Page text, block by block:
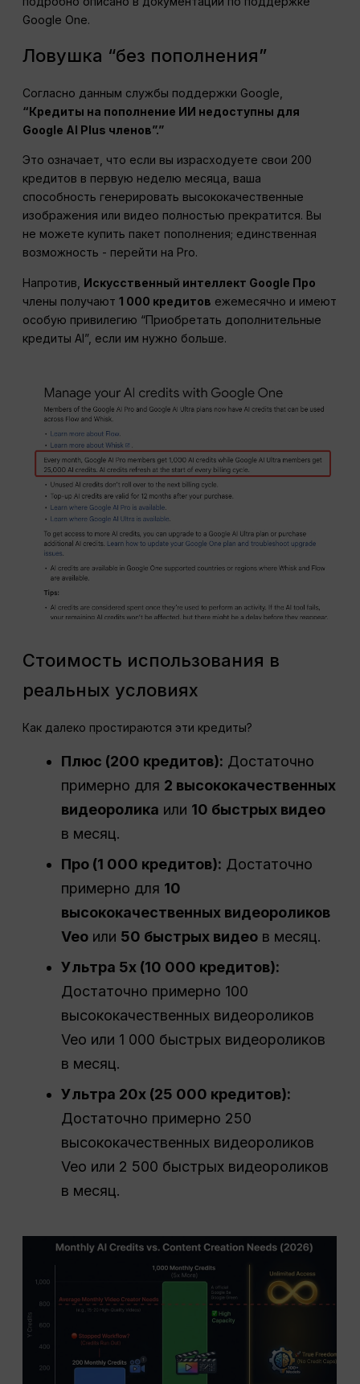
Google One.
Ловушка “без пополнения”
Согласно данным службы поддержки Google,
“Кредиты на пополнение ИИ недоступны для
Google AI Plus членов”.”
Это означает, что если вы израсходуете свои 200
кредитов в первую неделю месяца, ваша
способность генерировать высококачественные
изображения или видео полностью прекратится. Вы
не можете купить пакет пополнения; единственная
возможность - перейти на Pro.
Напротив, Искусственный интеллект Google Про
члены получают1 000 кредитов ежемесячно и имеют
особую привилегию “Приобретать дополнительные
кредиты AI”, если им нужно больше.
Стоимость использования в
реальных условиях
Как далеко простираются эти кредиты?
Плюс (200 кредитов): Достаточно
примерно для 2 высококачественных
видеоролика или 10 быстрых видео
в месяц.
Про (1 000 кредитов): Достаточно
примерно для 10
высококачественных видеороликов
Veo или 50 быстрых видео в месяц.
Ультра 5x (10 000 кредитов):
Достаточно примерно 100
высококачественных видеороликов
Veo или 1 000 быстрых видеороликов
в месяц.
Ультра 20x (25 000 кредитов):
Достаточно примерно 250
высококачественных видеороликов
Veo или 2 500 быстрых видеороликов
в месяц.